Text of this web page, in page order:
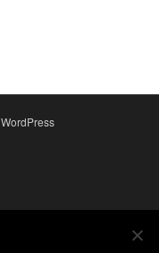
WordPress